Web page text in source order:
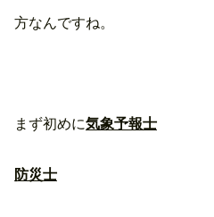
方なんですね。
まず初めに気象予報士
防災士